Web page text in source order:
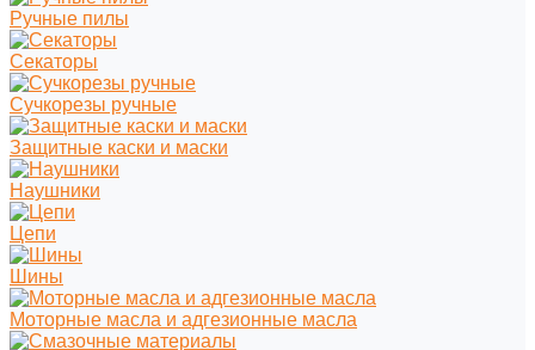
Ручные пилы
Секаторы
Сучкорезы ручные
Защитные каски и маски
Наушники
Цепи
Шины
Моторные масла и адгезионные масла